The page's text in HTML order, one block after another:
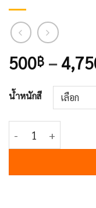
500฿ –
น้ำหนักสี